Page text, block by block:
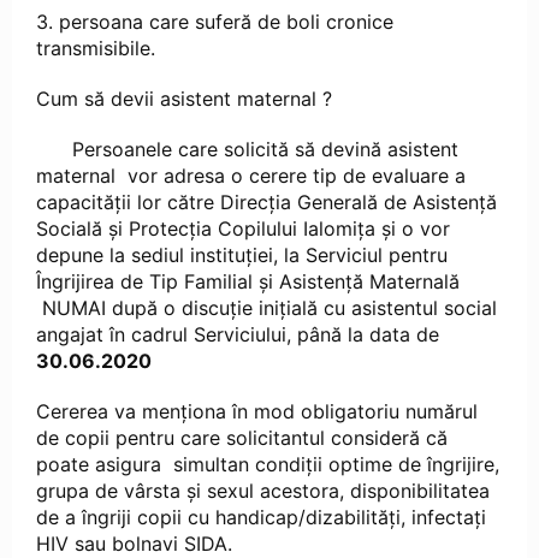
3. persoana care suferă de boli cronice
transmisibile.
Cum să devii asistent maternal ?
Persoanele care solicită să devină asistent
maternal vor adresa o cerere tip de evaluare a
capacităţii lor către Direcţia Generală de Asistenţă
Socială şi Protecţia Copilului Ialomița şi o vor
depune la sediul instituţiei, la Serviciul pentru
Îngrijirea de Tip Familial și Asistență Maternală
NUMAI după o discuţie iniţială cu asistentul social
angajat în cadrul Serviciului, până la data de
30.06.2020
Cererea va menţiona în mod obligatoriu numărul
de copii pentru care solicitantul consideră că
poate asigura simultan condiţii optime de îngrijire,
grupa de vârsta şi sexul acestora, disponibilitatea
de a îngriji copii cu handicap/dizabilităţi, infectaţi
HIV sau bolnavi SIDA.